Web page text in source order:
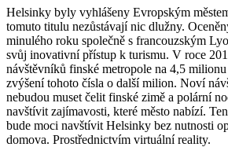
Helsinky byly vyhlášeny Evropským
tomuto titulu nezůstávají nic dlužny.
minulého roku společně s francouzským
svůj inovativní přístup k turismu. V roce
návštěvníků finské metropole na 4,5
zvýšení tohoto čísla o další milion. Noví
nebudou muset čelit finské zimě a polární
navštívit zajímavosti, které město nabízí.
bude moci navštívit Helsinky bez nutnosti
domova. Prostřednictvím virtuální reality.